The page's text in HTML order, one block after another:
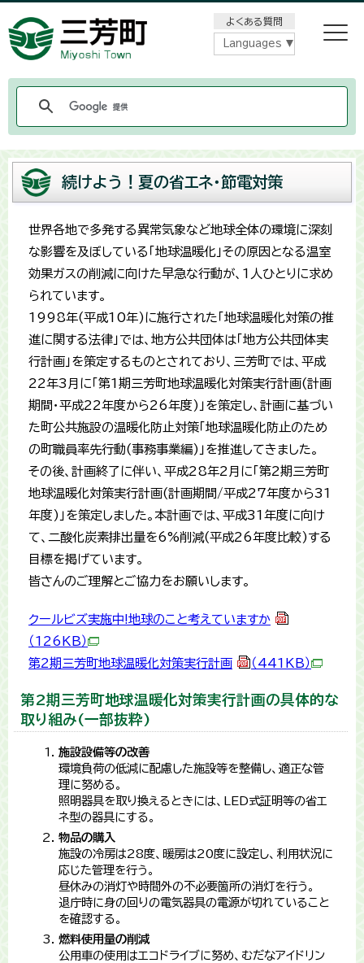
よくある質問
Languages
続けよう！夏の省エネ・節電対策
世界各地で多発する異常気象など地球全体の環境に深刻
な影響を及ぼしている「地球温暖化」その原因となる温室
効果ガスの削減に向けた早急な行動が、1人ひとりに求め
られています。
1998年(平成10年)に施行された「地球温暖化対策の推
進に関する法律」では、地方公共団体は「地方公共団体実
行計画」を策定するものとされており、三芳町では、平成
22年3月に「第1期三芳町地球温暖化対策実行計画(計画
期間・平成22年度から26年度)」を策定し、計画に基づい
た町公共施設の温暖化防止対策「地球温暖化防止のため
の町職員率先行動(事務事業編)」を推進してきました。
その後、計画終了に伴い、平成28年2月に「第2期三芳町
地球温暖化対策実行計画(計画期間/平成27年度から31
年度)」を策定しました。本計画では、平成31年度に向け
て、二酸化炭素排出量を6%削減(平成26年度比較)する
目標を掲げています。
皆さんのご理解とご協力をお願いします。
クールビズ実施中!地球のこと考えていますか
（126KB）
第2期三芳町地球温暖化対策実行計画
（441KB）
第2期三芳町地球温暖化対策実行計画の具体的な
取り組み(一部抜粋)
施設設備等の改善
環境負荷の低減に配慮した施設等を整備し、適正な管
理に努める。
照明器具を取り換えるときには、LED式証明等の省エ
ネ型の器具にする。
物品の購入
施設の冷房は28度、暖房は20度に設定し、利用状況に
応じた管理を行う。
昼休みの消灯や時間外の不必要箇所の消灯を行う。
退庁時に身の回りの電気器具の電源が切れていること
を確認する。
燃料使用量の削減
公用車の使用はエコドライブに努め、むだなアイドリン